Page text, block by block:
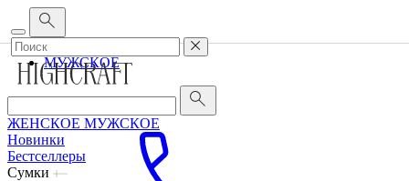
Корпоративным клиентам
ЖЕНСКОЕ
МУЖСКОЕ
ЖЕНСКОЕ МУЖСКОЕ
Новинки
Бестселлеры
Сумки